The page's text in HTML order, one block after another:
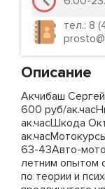
тел.: 8
Описание
Акчибаш
600 руб/
ак.часШкода
63-43Авто-
летним опытом
по теории и